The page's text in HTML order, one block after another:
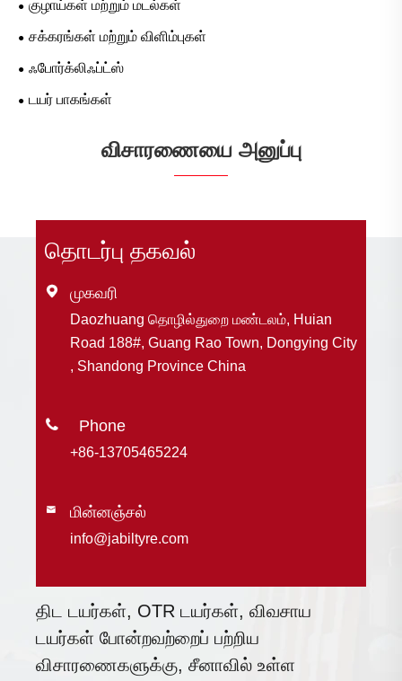
குழாய்கள் மற்றும் மடல்கள்
சக்கரங்கள் மற்றும் விளிம்புகள்
ஃபோர்க்லிஃப்ட்ஸ்
டயர் பாகங்கள்
விசாரணையை அனுப்பு
தொடர்பு தகவல்
 முகவரி
Daozhuang தொழில்துறை மண்டலம், Huian
Road 188#, Guang Rao Town, Dongying City
, Shandong Province China

+86-13705465224
 மின்னஞ்சல்
info@jabiltyre.com
திட டயர்கள், OTR டயர்கள், விவசாய
டயர்கள் போன்றவற்றைப் பற்றிய
விசாரணைகளுக்கு, சீனாவில் உள்ள